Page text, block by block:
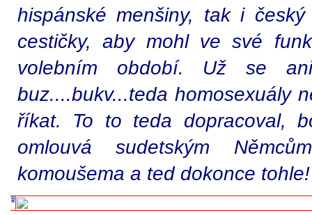
hispánské menšiny, tak i
cestičky, aby mohl ve své
volebním období. Už se
buz....bukv...teda homosexuály
říkat. To to teda dopracoval,
omlouvá sudetským
komoušema a ted dokonce tohle!